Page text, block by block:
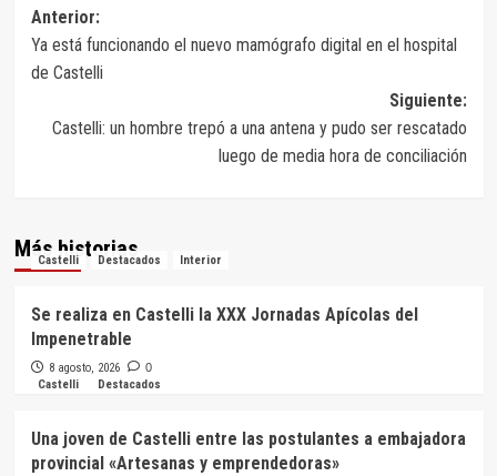
Navegación
de
Anterior:
Ya está funcionando el nuevo mamógrafo digital en el hospital
de Castelli
Siguiente:
Castelli: un hombre trepó a una antena y pudo ser rescatado
luego de media hora de conciliación
Más historias
Castelli Destacados Interior
Se realiza en Castelli la XXX Jornadas Apícolas del
Impenetrable
8 agosto, 2026 0
Castelli Destacados
Una joven de Castelli entre las postulantes a embajadora
provincial «Artesanas y emprendedoras»